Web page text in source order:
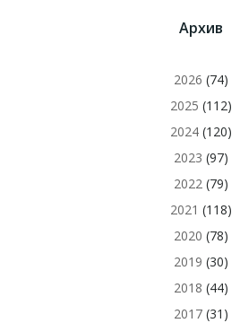
Архив
2026 (74)
2025 (112)
2024(120)
2023 (97)
2022(79)
2021 (118)
2020 (78)
2019 (30)
2018 (44)
2017(31)